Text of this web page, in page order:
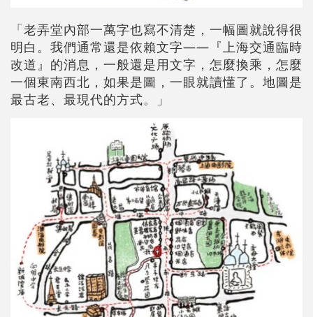
「老弄堂內部一萬字也寫不清楚，一幅圖就說得很
明白。我們通常還是依賴文字——『上海交通臨時
改道』的消息，一般還是用文字，怎麼換乘，怎麼
一個東南西北，如果是圖，一眼就讀懂了。地圖是
最古老、最現代的方式。」